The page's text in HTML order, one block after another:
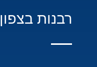
רבנות בצפון